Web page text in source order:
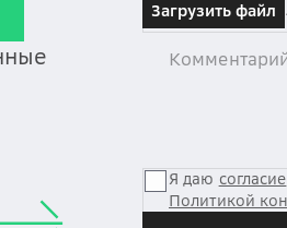
Загрузить файл
Я даю согласие
Политикой